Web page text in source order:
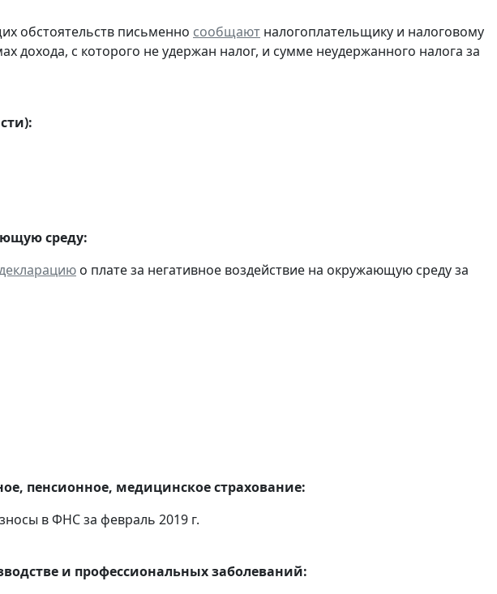
обстоятельств письменно сообщают налогоплательщику и налоговому
дохода, с которого не удержан налог, и сумме неудержанного налога за
среду:
о плате за негативное воздействие на окружающую среду за
пенсионное, медицинское страхование:
в ФНС за февраль 2019 г.
и профессиональных заболеваний: